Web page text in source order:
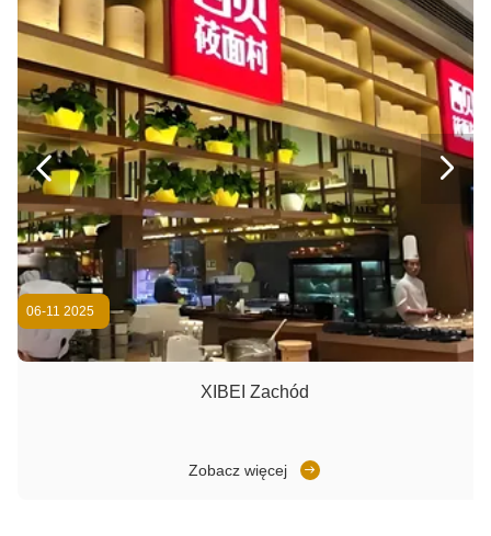
06-11 2025
XIBEI Zachód
Zobacz więcej
 